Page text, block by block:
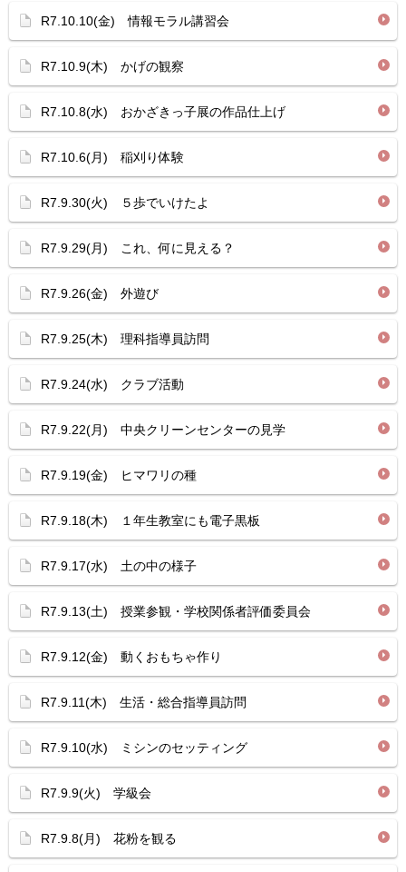
R7.10.10(金) 情報モラル講習会
R7.10.9(木) かげの観察
R7.10.8(水) おかざきっ子展の作品仕上げ
R7.10.6(月) 稲刈り体験
R7.9.30(火) ５歩でいけたよ
R7.9.29(月) これ、何に見える？
R7.9.26(金) 外遊び
R7.9.25(木) 理科指導員訪問
R7.9.24(水) クラブ活動
R7.9.22(月) 中央クリーンセンターの見学
R7.9.19(金) ヒマワリの種
R7.9.18(木) １年生教室にも電子黒板
R7.9.17(水) 土の中の様子
R7.9.13(土) 授業参観・学校関係者評価委員会
R7.9.12(金) 動くおもちゃ作り
R7.9.11(木) 生活・総合指導員訪問
R7.9.10(水) ミシンのセッティング
R7.9.9(火) 学級会
R7.9.8(月) 花粉を観る